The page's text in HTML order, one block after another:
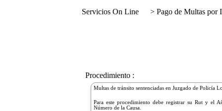
Servicios On Line > Pago de Multas por
Procedimiento :
Multas de tránsito sentenciadas en Juzgado de Policía
Para este procedimiento debe registrar su Rut y el
Número de la Causa.